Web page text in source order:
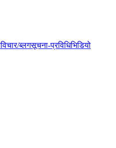
विचार/ब्लगसूचना-प्रविधिभिडियो